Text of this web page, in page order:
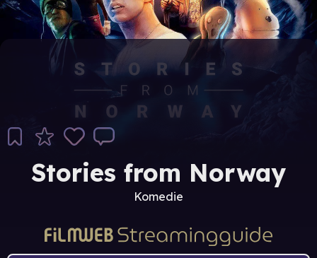
Stories from Norway
Komedie